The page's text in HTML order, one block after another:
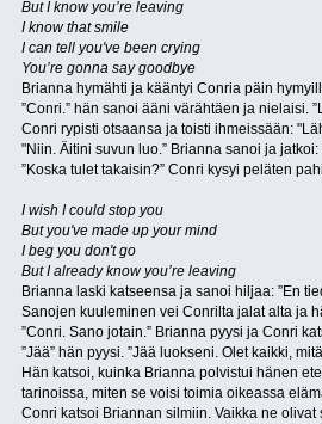
But I know you’re leaving
I know that smile
I can tell you've been crying
You’re gonna say goodbye
Brianna hymähti ja kääntyi Conria päin
”Conri.” hän sanoi ääni värähtäen ja nielaisi.
Conri rypisti otsaansa ja toisti ihmeissään:
"Niin. Äitini suvun luo.” Brianna sanoi ja jatkoi:
”Koska tulet takaisin?” Conri kysyi peläten
I wish I could stop you
But you've made up your mind
I beg you don't go
But I already know you’re leaving
Brianna laski katseensa ja sanoi hiljaa: ”En
Sanojen kuuleminen vei Conrilta jalat alta ja
”Conri. Sano jotain.” Brianna pyysi ja Conri
”Jää” hän pyysi. ”Jää luokseni. Olet kaikki,
Hän katsoi, kuinka Brianna polvistui hänen
tarinoissa, miten se voisi toimia oikeassa
Conri katsoi Briannan silmiin. Vaikka ne